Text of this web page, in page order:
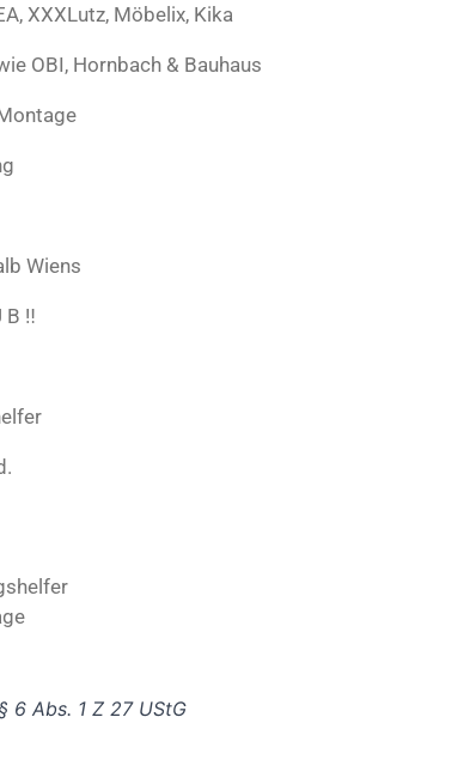
XXXLutz, Möbelix, Kika
OBI, Hornbach & Bauhaus
Wiens
B ‼️
6 Abs. 1 Z 27 UStG